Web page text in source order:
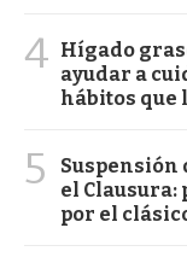
4 Hígado
ayudar a
hábitos que
5
Suspensión
el Clausura:
por el